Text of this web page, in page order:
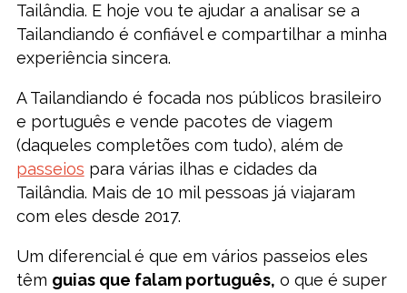
Tailândia. E hoje vou te ajudar a analisar se a
Tailandiando é confiável e compartilhar a minha
experiência sincera.
A Tailandiando é focada nos públicos brasileiro
e português e vende pacotes de viagem
(daqueles completões com tudo), além de
passeios para várias ilhas e cidades da
Tailândia. Mais de 10 mil pessoas já viajaram
com eles desde 2017.
Um diferencial é que em vários passeios eles
têm guias que falam português, o que é super